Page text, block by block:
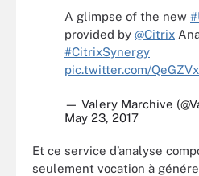
A glimpse of the new
provided by @Citrix
#CitrixSynergy
pic.twitter.com/
— Valery Marchive
May 23, 2017
Et ce service d’analyse
seulement vocation à